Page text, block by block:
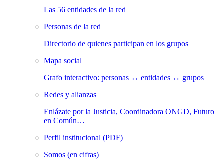
Las 56 entidades de la red
Personas de la red
Directorio de quienes participan en los grupos
Mapa social
Grafo interactivo: personas ↔ entidades ↔ grupos
Redes y alianzas
Enlázate por la Justicia, Coordinadora ONGD, Futuro
en Común…
Perfil institucional (PDF)
Somos (en cifras)